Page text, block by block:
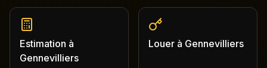
Estimation à
Gennevilliers
Louer à Gennevilliers